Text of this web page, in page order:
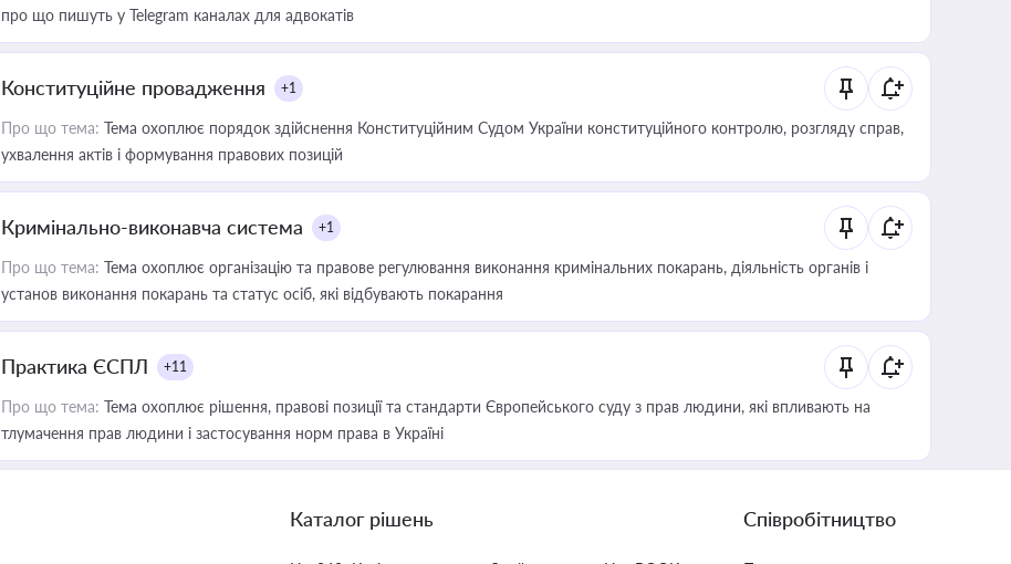
про що пишуть у Telegram каналах для адвокатів
Конституційне провадження +1
Про що тема: Тема охоплює порядок здійснення Конституційним Судом України конституційного контролю, розгляду справ,
ухвалення актів і формування правових позицій
Кримінально-виконавча система +1
Про що тема: Тема охоплює організацію та правове регулювання виконання кримінальних покарань, діяльність органів і
установ виконання покарань та статус осіб, які відбувають покарання
Практика ЄСПЛ +11
Про що тема: Тема охоплює рішення, правові позиції та стандарти Європейського суду з прав людини, які впливають на
тлумачення прав людини і застосування норм права в Україні
Каталог рішень Співробітництво